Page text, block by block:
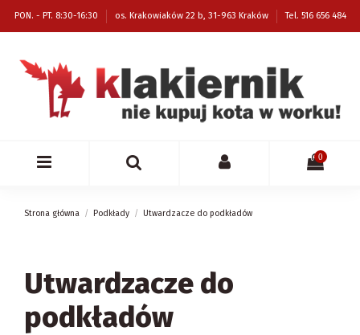
PON. - PT. 8:30-16:30 os. Krakowiaków 22 b, 31-963 Kraków Tel. 516 656 484
0
Strona główna Podkłady Utwardzacze do podkładów
Utwardzacze do
podkładów